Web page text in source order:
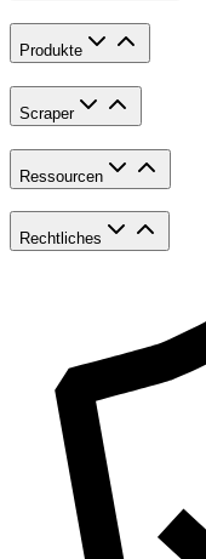
Produkte
Scraper
Ressourcen
Rechtliches